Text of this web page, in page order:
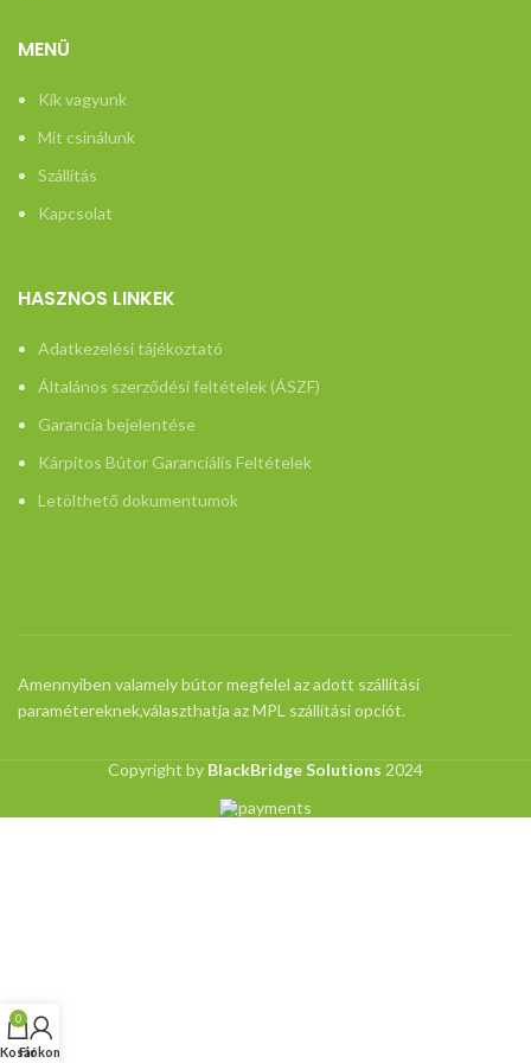
MENÜ
Kik vagyunk
Mit csinálunk
Szállítás
Kapcsolat
HASZNOS LINKEK
Adatkezelési tájékoztató
Általános szerződési feltételek (ÁSZF)
Garancia bejelentése
Kárpitos Bútor Garanciális Feltételek
Letölthető dokumentumok
Amennyiben valamely bútor megfelel az adott szállítási
paramétereknek,választhatja az MPL szállítási opciót.
Copyright by BlackBridge Solutions 2024
0
KosárFiókom